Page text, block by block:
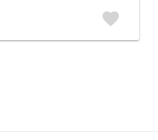
favorite